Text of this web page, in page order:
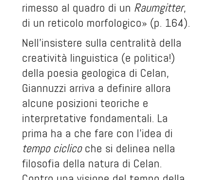
rimesso al quadro di un Raumgitter,
di un reticolo morfologico» (p. 164).
Nell’insistere sulla centralità della
creatività linguistica (e politica!)
della poesia geologica di Celan,
Giannuzzi arriva a definire allora
alcune posizioni teoriche e
interpretative fondamentali. La
prima ha a che fare con l’idea di
tempo ciclicoche si delinea nella
filosofia della natura di Celan.